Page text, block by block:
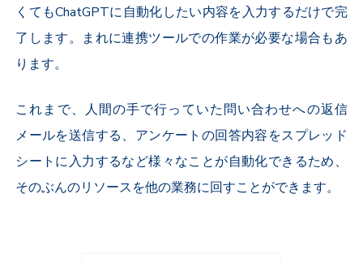
くてもChatGPTに自動化したい内容を入力するだけで完
了します。まれに連携ツールでの作業が必要な場合もあ
ります。
これまで、人間の手で行っていた問い合わせへの返信
メールを送信する、アンケートの回答内容をスプレッド
シートに入力するなど様々なことが自動化できるため、
そのぶんのリソースを他の業務に回すことができます。